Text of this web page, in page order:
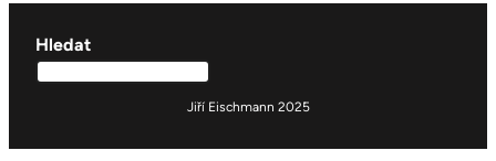
Hledat
Jiří Eischmann 2025